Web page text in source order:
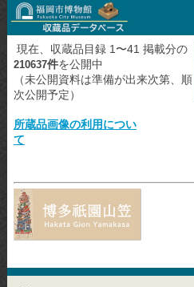
現在、収蔵品目録 1〜41 掲載分の
210637件を公開中
（未公開資料は準備が出来次第、順
次公開予定）
所蔵品画像の利用につい
て